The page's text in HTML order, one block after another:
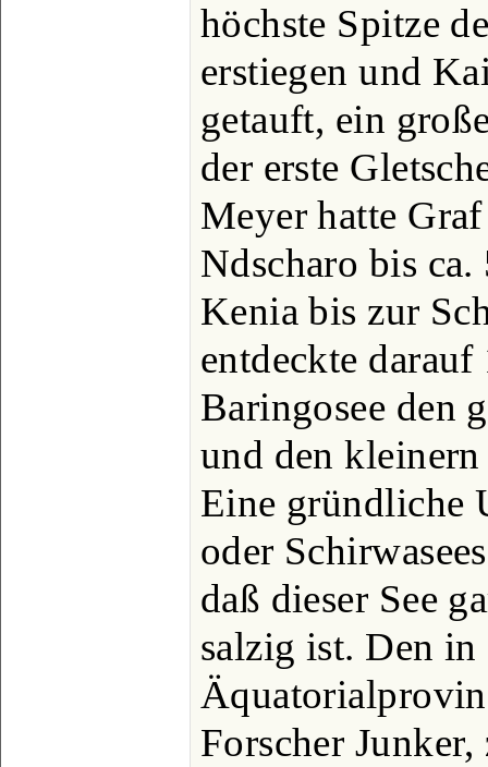
höchste Spitze
erstiegen und
getauft, ein
der erste
Meyer hatte
Ndscharo bis
Kenia bis zur
entdeckte
Baringosee den
und den
Eine gründliche
oder
daß dieser See
salzig ist. Den in
Forscher